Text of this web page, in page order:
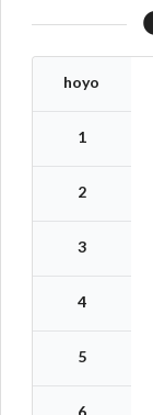
hoyo
1
2
3
4
5
6